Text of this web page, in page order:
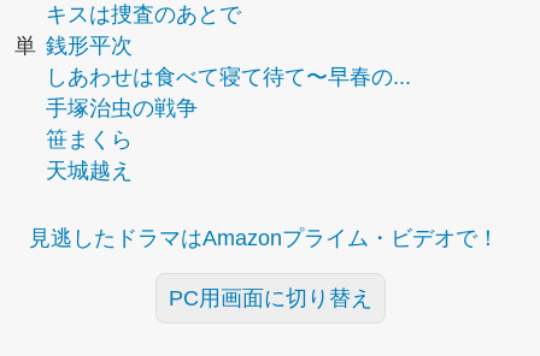
キスは捜査のあとで
単 銭形平次
しあわせは食べて寝て待て〜早春の...
手塚治虫の戦争
笹まくら
天城越え
見逃したドラマはAmazonプライム・ビデオで！
PC用画面に切り替え